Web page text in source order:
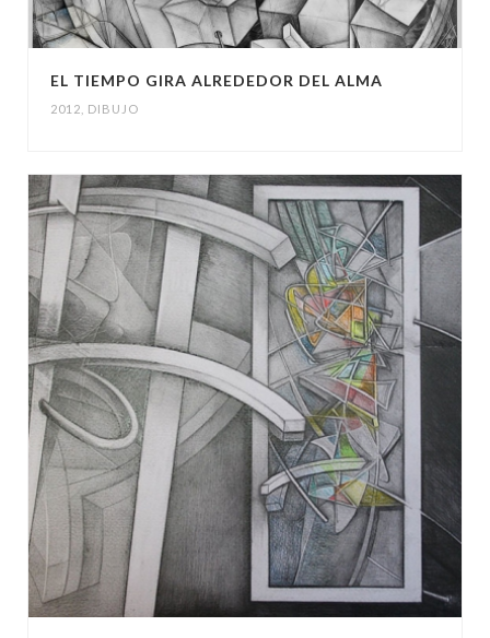
EL TIEMPO GIRA ALREDEDOR DEL ALMA
2012 DIBUJO